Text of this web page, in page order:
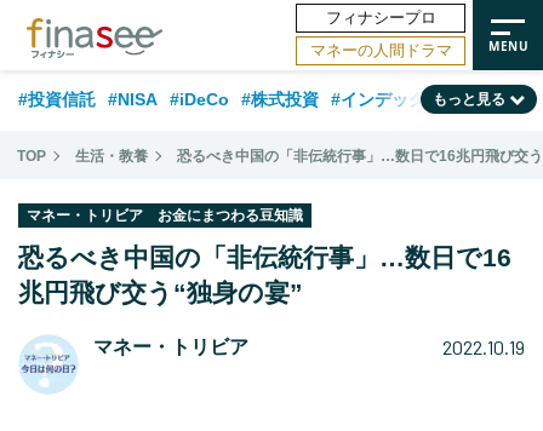
フィナシープロ
マネーの人間ドラマ
#投資信託 #NISA #iDeCo #株式投資 #インデックスファンド
#相談事例 #相続・贈与 #FP #新NISA #積立投資 #30代
#フィナンシャル・ウェルビーイング #企業型DC #退職金
#老後 #データ・調査 #金融用語解説
もっと見る
TOP 生活・教養 恐るべき中国の「非伝統行事」…数日で16兆円飛び交
マネー・トリビア お金にまつわる豆知識
恐るべき中国の「非伝統行事」…数日で16
兆円飛び交う“独身の宴”
マネー・トリビア 2022.10.19